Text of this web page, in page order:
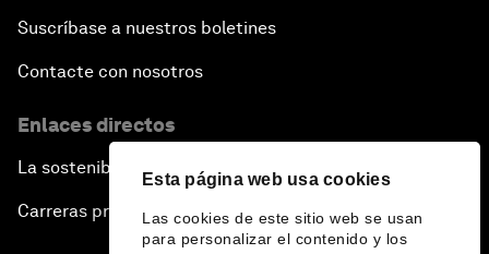
Esta página web usa cookies
Las cookies de este sitio web se usan
para personalizar el contenido y los
Suscríbase a nuestros boletines
Contacte con nosotros
Enlaces directos
La sostenibilidad en el Foro
Carreras profesionales